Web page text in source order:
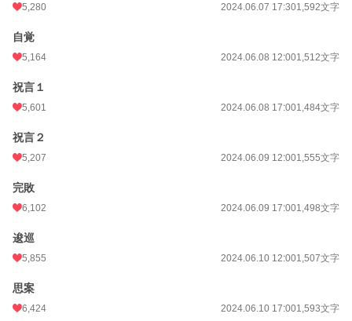
5,280 2024.06.07 17:301,592文字
自覚
5,164 2024.06.08 12:001,512文字
祝言１
5,601 2024.06.08 17:001,484文字
祝言２
5,207 2024.06.09 12:001,555文字
完敗
6,102 2024.06.09 17:001,498文字
逡巡
5,855 2024.06.10 12:001,507文字
思案
6,424 2024.06.10 17:001,593文字